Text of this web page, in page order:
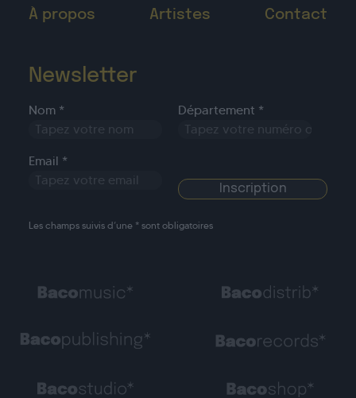
À propos Artistes Contact
Newsletter
Nom * Département *
Email *
Les champs suivis d’une * sont obligatoires